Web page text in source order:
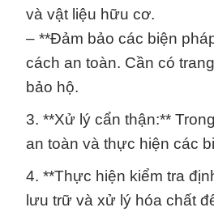
và vật liệu hữu cơ.
– **Đảm bảo các biện
cách an toàn. Cần có
bảo hộ.
3. **Xử lý cẩn thận:**
an toàn và thực hiện các
4. **Thực hiện kiểm tra
lưu trữ và xử lý hóa chất